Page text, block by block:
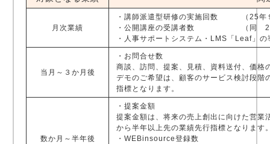
月次業績
・講師派遣型研修の実施回数 （25年
・公開講座の受講者数 （同
・人事サポートシステム・LMS「Leaf」
当月～３か月後
・お問合せ数
商談、訪問、提案、見積、資料送付、価
デモのご希望は、顧客のサービス検討段
指標となります。
数か月～半年後
・提案金額
提案金額は、将来の売上創出に向けた営
から半年以上先の業績先行指標となります
・WEBinsource登録数